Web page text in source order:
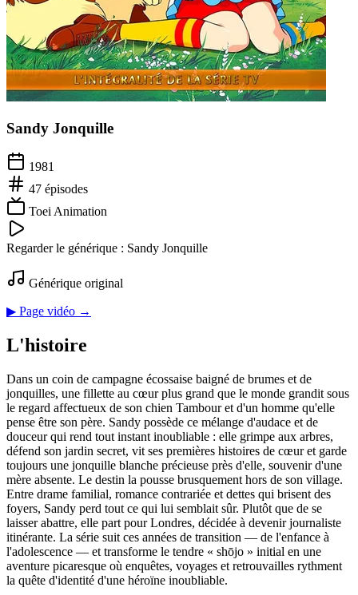
Sandy Jonquille
1981
47 épisodes
Toei Animation
Regarder le générique : Sandy Jonquille
Générique original
▶ Page vidéo →
L'histoire
Dans un coin de campagne écossaise baigné de brumes et de
jonquilles, une fillette au cœur plus grand que le monde grandit sous
le regard affectueux de son chien Tambour et d'un homme qu'elle
pense être son père. Sandy possède ce mélange d'audace et de
douceur qui rend tout instant inoubliable : elle grimpe aux arbres,
défend son jardin secret, vit ses premières histoires de cœur et garde
toujours une jonquille blanche précieuse près d'elle, souvenir d'une
mère absente. Le destin la pousse brusquement hors de son village.
Entre drame familial, romance contrariée et dettes qui brisent des
foyers, Sandy perd tout ce qui lui semblait sûr. Plutôt que de se
laisser abattre, elle part pour Londres, décidée à devenir journaliste
itinérante. La série suit ces années de transition — de l'enfance à
l'adolescence — et transforme le tendre « shōjo » initial en une
aventure picaresque où enquêtes, voyages et retrouvailles rythment
la quête d'identité d'une héroïne inoubliable.